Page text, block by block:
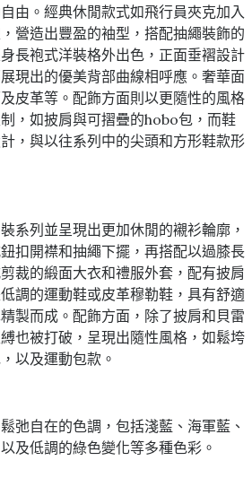
由。經典休閒款式如飛行員夾克加入
營造出豐盈的袖型，搭配抽繩裝飾的
長袍式洋裝格外出色，正面垂褶設計
現出的優美背部曲線相呼應。奢華面
皮革等。配飾方面則以更隨性的風格
，如披肩與可摺疊的hobo包，而鞋
，與以往系列中的尖頭和方形鞋款形
系列並呈現出更加休閒的襯衫輪廓，
扣開襟和抽繩下擺，再搭配以過膝長
裁的緞面大衣和禮服外套，配有披肩
調的運動鞋或皮革穆勒鞋，具有舒適
製而成。配飾方面，除了披肩和貝雷
也被打破，呈現出隨性風格，如鬆垮
以及運動包款。
弛自在的色調，包括淺藍、海軍藍、
及低調的綠色變化等多種色彩。